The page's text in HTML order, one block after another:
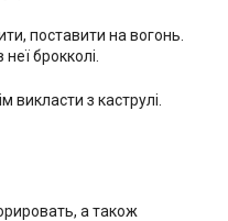
поставити на вогонь.
брокколі.
викласти з каструлі.
а також